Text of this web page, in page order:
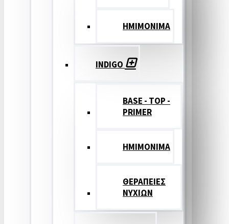
ΗΜΙΜΟΝΙΜΑ
INDIGO
BASE - TOP -
PRIMER
HMIMONIMA
ΘΕΡΑΠΕΙΕΣ
ΝΥΧΙΩΝ